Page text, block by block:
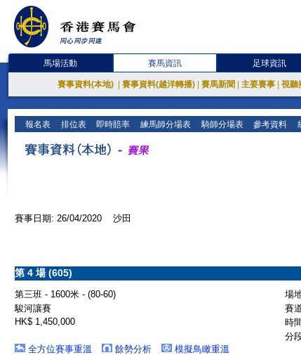
馬場活動 賽馬資訊 足球資訊
賽事資料(本地) 賽事資料(越洋轉播) 賽馬新聞 主要賽事 視聽
報名表 排位表 即時賠率 練馬師分場表 騎師分場表 參考資料
賽事日期: 26/04/2020 沙田
第 4 場 (605)
第三班 - 1600米 - (80-60) 場
駿河讓賽
賽
HK$ 1,450,000
時
分
全方位賽事重溫
餘勢分析 模擬鳥瞰重溫